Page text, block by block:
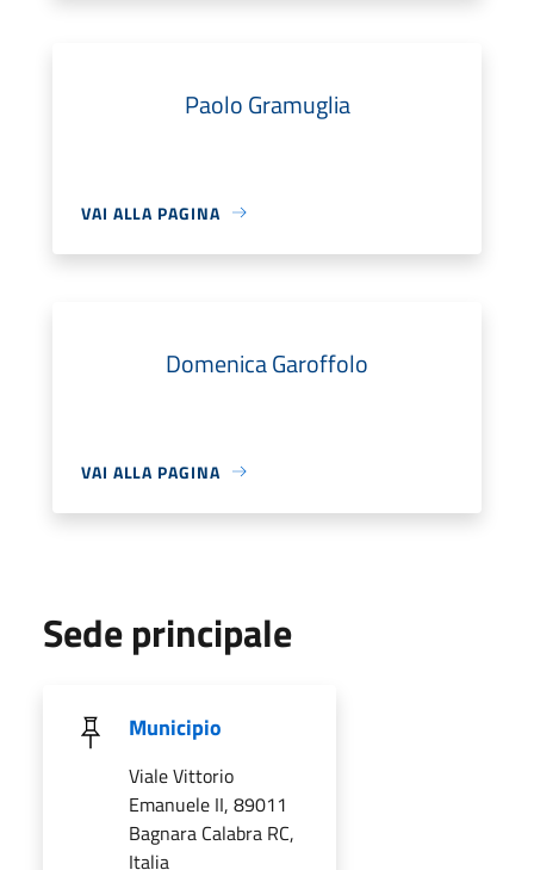
Paolo Gramuglia
VAI ALLA PAGINA
Domenica Garoffolo
VAI ALLA PAGINA
Sede principale
Municipio
Viale Vittorio
Emanuele II, 89011
Bagnara Calabra RC,
Italia